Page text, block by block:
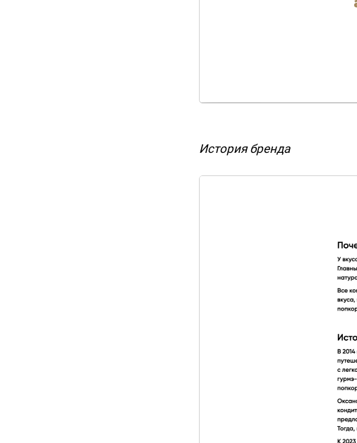
История бренда